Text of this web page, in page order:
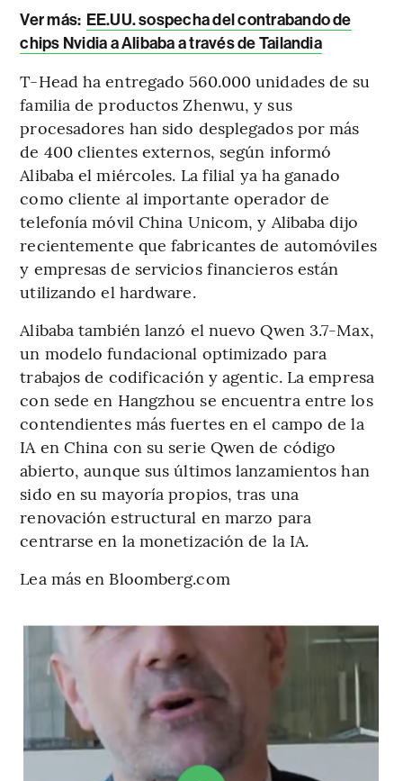
Ver más: EE.UU. sospecha del contrabando de
chips Nvidia a Alibaba a través de Tailandia
T-Head ha entregado 560.000 unidades de su
familia de productos Zhenwu, y sus
procesadores han sido desplegados por más
de 400 clientes externos, según informó
Alibaba el miércoles. La filial ya ha ganado
como cliente al importante operador de
telefonía móvil China Unicom, y Alibaba dijo
recientemente que fabricantes de automóviles
y empresas de servicios financieros están
utilizando el hardware.
Alibaba también lanzó el nuevo Qwen 3.7-Max,
un modelo fundacional optimizado para
trabajos de codificación y agentic. La empresa
con sede en Hangzhou se encuentra entre los
contendientes más fuertes en el campo de la
IA en China con su serie Qwen de código
abierto, aunque sus últimos lanzamientos han
sido en su mayoría propios, tras una
renovación estructural en marzo para
centrarse en la monetización de la IA.
Lea más en Bloomberg.com